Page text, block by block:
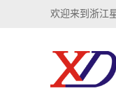
欢迎来到浙江